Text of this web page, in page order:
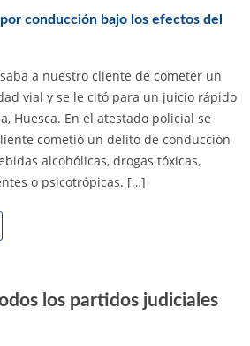
conducción bajo los efectos del
a nuestro cliente de cometer un
vial y se le citó para un juicio rápido
Huesca. En el atestado policial se
cometió un delito de conducción
alcohólicas, drogas tóxicas,
o psicotrópicas. […]
los partidos judiciales